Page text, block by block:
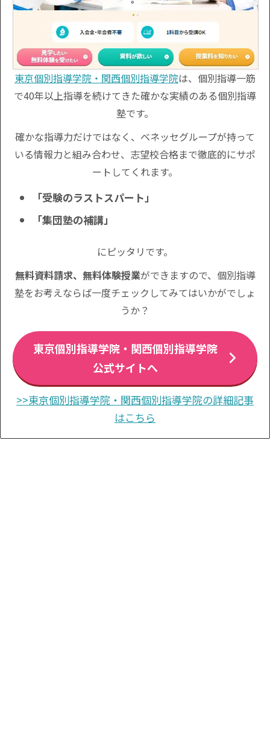
東京個別指導学院・関西個別指導学院は、個別指導一筋
で40年以上指導を続けてきた確かな実績のある個別指導
塾です。
確かな指導力だけではなく、ベネッセグループが持って
いる情報力と組み合わせ、志望校合格まで徹底的にサポ
ートしてくれます。
「受験のラストスパート」
「集団塾の補講」
にピッタリです。
無料資料請求、無料体験授業ができますので、個別指導
塾をお考えならば一度チェックしてみてはいかがでしょ
うか？
東京個別指導学院・関西個別指導学院
公式サイトへ
>>東京個別指導学院・関西個別指導学院の詳細記事
はこちら